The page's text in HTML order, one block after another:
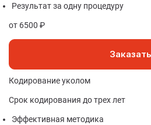
Результат за одну процедуру
от 6500 ₽
Заказать
Кодирование уколом
Срок кодирования до трех лет
Эффективная методика